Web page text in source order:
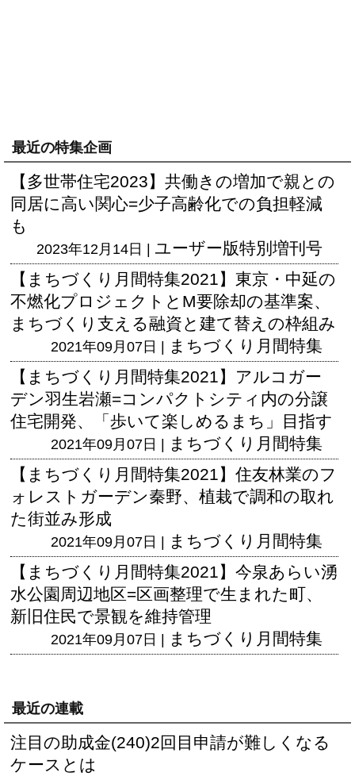
最近の特集企画
【多世帯住宅2023】共働きの増加で親との
同居に高い関心=少子高齢化での負担軽減
も
2023年12月14日 | ユーザー版特別増刊号
【まちづくり月間特集2021】東京・中延の
不燃化プロジェクトとM要除却の基準案、
まちづくり支える融資と建て替えの枠組み
2021年09月07日 | まちづくり月間特集
【まちづくり月間特集2021】アルコガー
デン羽生岩瀬=コンパクトシティ内の分譲
住宅開発、「歩いて楽しめるまち」目指す
2021年09月07日 | まちづくり月間特集
【まちづくり月間特集2021】住友林業のフ
ォレストガーデン秦野、植栽で調和の取れ
た街並み形成
2021年09月07日 | まちづくり月間特集
【まちづくり月間特集2021】今泉あらい湧
水公園周辺地区=区画整理で生まれた町、
新旧住民で景観を維持管理
2021年09月07日 | まちづくり月間特集
最近の連載
注目の助成金(240)2回目申請が難しくなる
ケースとは